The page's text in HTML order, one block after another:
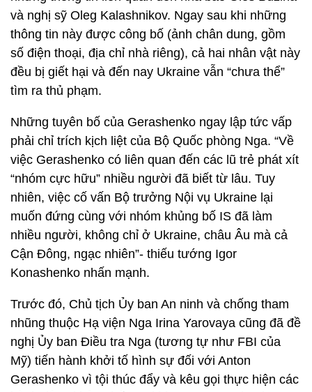
và nghị sỹ Oleg Kalashnikov. Ngay sau khi những
thông tin này được công bố (ảnh chân dung, gồm
số điện thoại, địa chỉ nhà riêng), cả hai nhân vật này
đều bị giết hại và đến nay Ukraine vẫn “chưa thể”
tìm ra thủ phạm.
Những tuyên bố của Gerashenko ngay lập tức vấp
phải chỉ trích kịch liệt của Bộ Quốc phòng Nga. “Về
việc Gerashenko có liên quan đến các lũ trẻ phát xít
“nhóm cực hữu” nhiều người đã biết từ lâu. Tuy
nhiên, việc cố vấn Bộ trưởng Nội vụ Ukraine lại
muốn đứng cùng với nhóm khủng bố IS đã làm
nhiều người, không chỉ ở Ukraine, châu Âu mà cả
Cận Đông, ngạc nhiên”- thiếu tướng Igor
Konashenko nhấn mạnh.
Trước đó, Chủ tịch Ủy ban An ninh và chống tham
nhũng thuộc Hạ viện Nga Irina Yarovaya cũng đã đề
nghị Ủy ban Điều tra Nga (tương tự như FBI của
Mỹ) tiến hành khởi tố hình sự đối với Anton
Gerashenko vì tội thúc đẩy và kêu gọi thực hiện các